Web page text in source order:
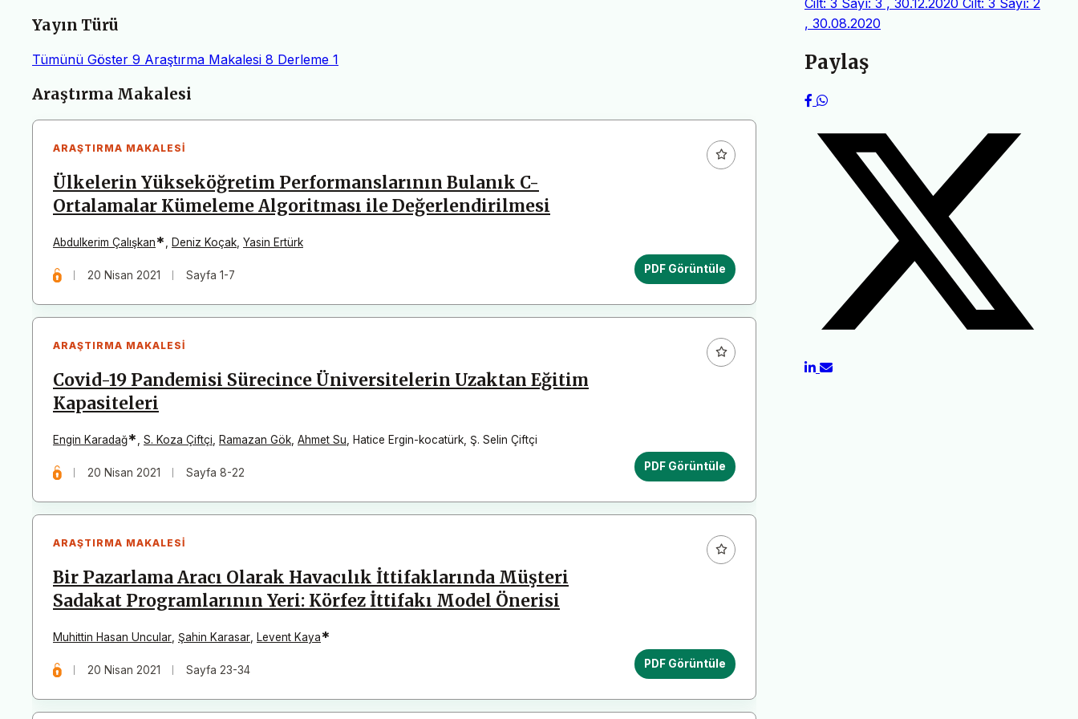
Yayın Türü
Tümünü Göster 9 Araştırma Makalesi 8 Derleme 1
Makaleler
Araştırma Makalesi
ARAŞTIRMA MAKALESI
Ülkelerin Yükseköğretim Performanslarının Bulanık C-
Ortalamalar Kümeleme Algoritması ile Değerlendirilmesi
Abdulkerim Çalışkan* Deniz Koçak Yasin Ertürk
20 Nisan 2021 Sayfa 1-7 PDF Görüntüle
ARAŞTIRMA MAKALESI
Covid-19 Pandemisi Sürecince Üniversitelerin Uzaktan Eğitim
Kapasiteleri
Engin Karadağ* S. Koza Çiftçi Ramazan Gök Ahmet Su Hatice Ergin-kocatürk Ş. Selin Çiftçi
20 Nisan 2021 Sayfa 8-22 PDF Görüntüle
ARAŞTIRMA MAKALESI
Bir Pazarlama Aracı Olarak Havacılık İttifaklarında Müşteri
Sadakat Programlarının Yeri: Körfez İttifakı Model Önerisi
Muhittin Hasan Uncular Şahin Karasar Levent Kaya*
20 Nisan 2021 Sayfa 23-34 PDF Görüntüle
Cilt: 3 Sayı: 3 , 30.12.2020 Cilt: 3 Sayı: 2
, 30.08.2020
Paylaş